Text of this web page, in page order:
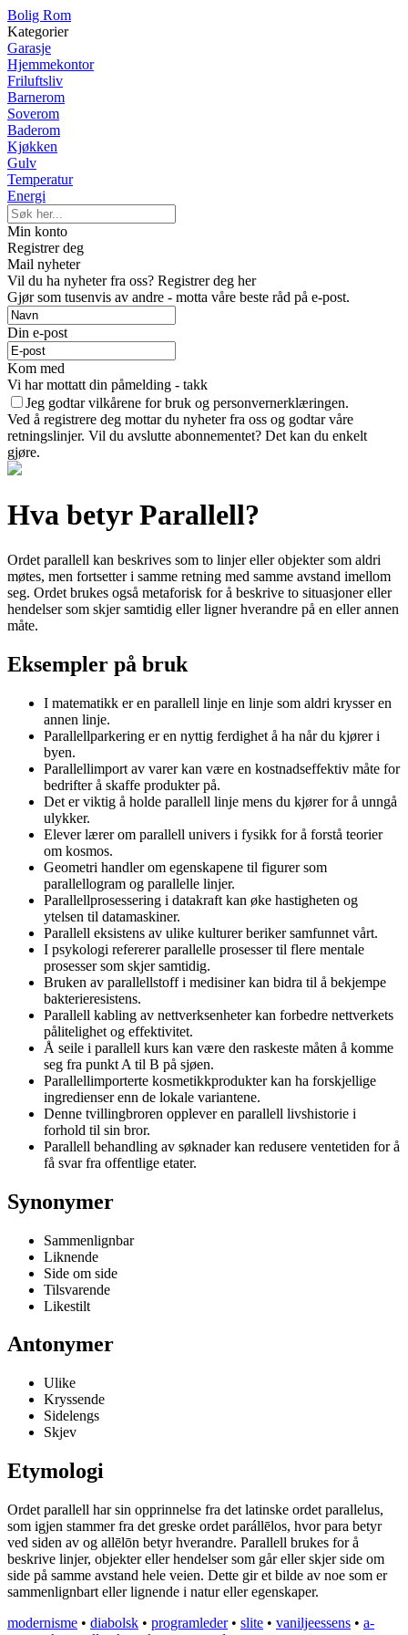
Bolig Rom
Kategorier
Garasje
Hjemmekontor
Friluftsliv
Barnerom
Soverom
Baderom
Kjøkken
Gulv
Temperatur
Energi
Min konto
Registrer deg
Mail nyheter
Vil du ha nyheter fra oss? Registrer deg her
Gjør som tusenvis av andre - motta våre beste råd på e-post.
Din e-post
Kom med
Vi har mottatt din påmelding - takk
Jeg godtar vilkårene for bruk og personvernerklæringen.
Ved å registrere deg mottar du nyheter fra oss og godtar våre
retningslinjer. Vil du avslutte abonnementet? Det kan du enkelt
gjøre.
Hva betyr Parallell?
Ordet parallell kan beskrives som to linjer eller objekter som aldri
møtes, men fortsetter i samme retning med samme avstand imellom
seg. Ordet brukes også metaforisk for å beskrive to situasjoner eller
hendelser som skjer samtidig eller ligner hverandre på en eller annen
måte.
Eksempler på bruk
I matematikk er en parallell linje en linje som aldri krysser en
annen linje.
Parallellparkering er en nyttig ferdighet å ha når du kjører i
byen.
Parallellimport av varer kan være en kostnadseffektiv måte for
bedrifter å skaffe produkter på.
Det er viktig å holde parallell linje mens du kjører for å unngå
ulykker.
Elever lærer om parallell univers i fysikk for å forstå teorier
om kosmos.
Geometri handler om egenskapene til figurer som
parallellogram og parallelle linjer.
Parallellprosessering i datakraft kan øke hastigheten og
ytelsen til datamaskiner.
Parallell eksistens av ulike kulturer beriker samfunnet vårt.
I psykologi refererer parallelle prosesser til flere mentale
prosesser som skjer samtidig.
Bruken av parallellstoff i medisiner kan bidra til å bekjempe
bakterieresistens.
Parallell kabling av nettverksenheter kan forbedre nettverkets
pålitelighet og effektivitet.
Å seile i parallell kurs kan være den raskeste måten å komme
seg fra punkt A til B på sjøen.
Parallellimporterte kosmetikkprodukter kan ha forskjellige
ingredienser enn de lokale variantene.
Denne tvillingbroren opplever en parallell livshistorie i
forhold til sin bror.
Parallell behandling av søknader kan redusere ventetiden for å
få svar fra offentlige etater.
Synonymer
Sammenlignbar
Liknende
Side om side
Tilsvarende
Likestilt
Antonymer
Ulike
Kryssende
Sidelengs
Skjev
Etymologi
Ordet parallell har sin opprinnelse fra det latinske ordet parallelus,
som igjen stammer fra det greske ordet parállēlos, hvor para betyr
ved siden av og allēlōn betyr hverandre. Parallell brukes for å
beskrive linjer, objekter eller hendelser som går eller skjer side om
side på samme avstand hele veien. Dette gir et bilde av noe som er
sammenlignbart eller lignende i natur eller egenskaper.
modernisme • diabolsk • programleder• slite • vaniljeessens • a-